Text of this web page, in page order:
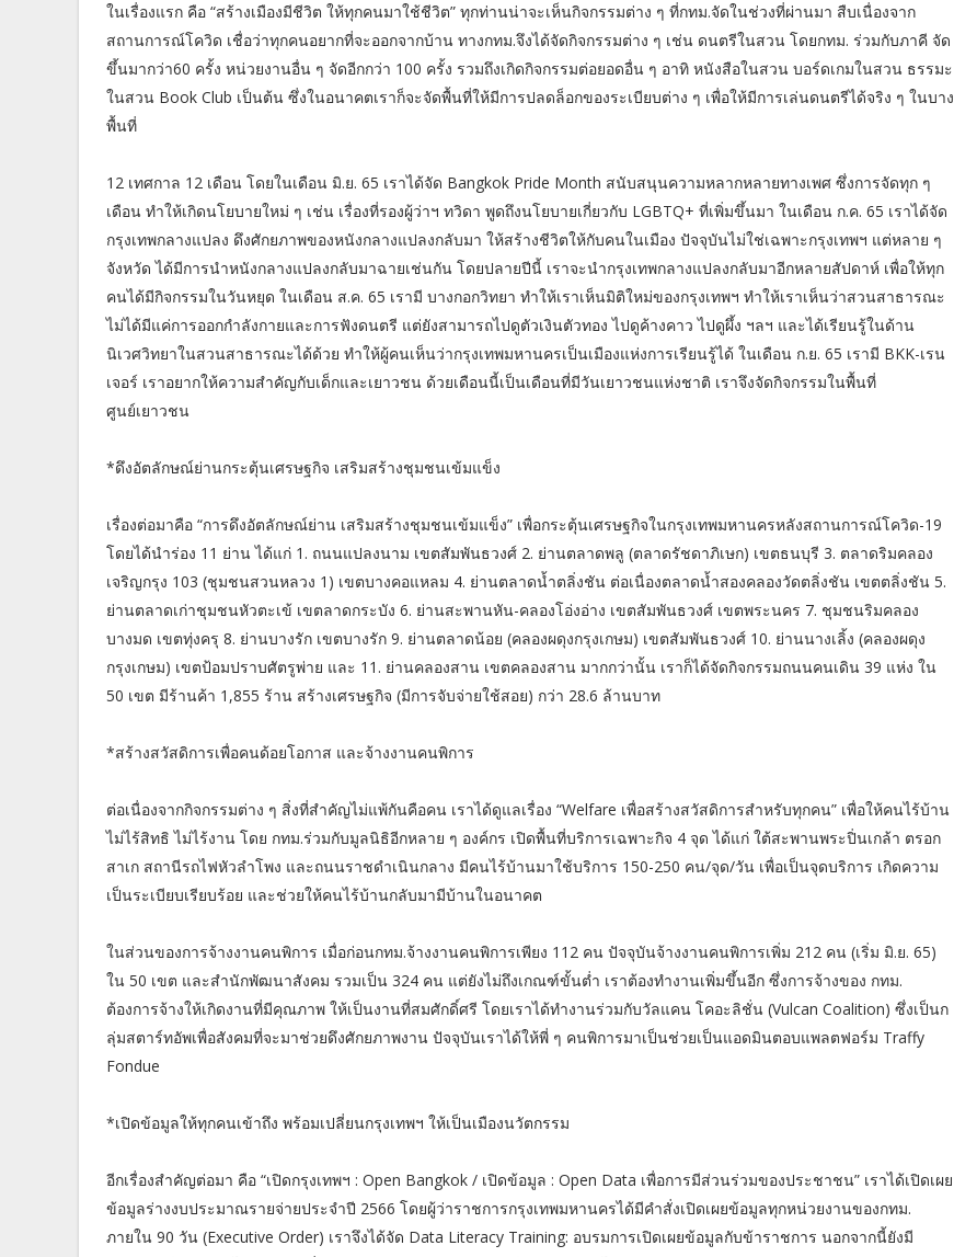
ในเรื่องแรก คือ “สร้างเมืองมีชีวิต ให้ทุกคนมาใช้ชีวิต” ทุกท่านน่าจะเห็นกิจกรรมต่าง ๆ ที่กทม.จัดในช่วงที่ผ่านมา สืบเนื่องจาก
สถานการณ์โควิด เชื่อว่าทุกคนอยากที่จะออกจากบ้าน ทางกทม.จึงได้จัดกิจกรรมต่าง ๆ เช่น ดนตรีในสวน โดยกทม. ร่วมกับภาคี จัด
ขึ้นมากว่า60 ครั้ง หน่วยงานอื่น ๆ จัดอีกกว่า 100 ครั้ง รวมถึงเกิดกิจกรรมต่อยอดอื่น ๆ อาทิ หนังสือในสวน บอร์ดเกมในสวน ธรรมะ
ในสวน Book Club เป็นต้น ซึ่งในอนาคตเราก็จะจัดพื้นที่ให้มีการปลดล็อกของระเบียบต่าง ๆ เพื่อให้มีการเล่นดนตรีได้จริง ๆ ในบาง
พื้นที่
12 เทศกาล 12 เดือน โดยในเดือน มิ.ย. 65 เราได้จัด Bangkok Pride Month สนับสนุนความหลากหลายทางเพศ ซึ่งการจัดทุก ๆ
เดือน ทำให้เกิดนโยบายใหม่ ๆ เช่น เรื่องที่รองผู้ว่าฯ ทวิดา พูดถึงนโยบายเกี่ยวกับ LGBTQ+ ที่เพิ่มขึ้นมา ในเดือน ก.ค. 65 เราได้จัด
กรุงเทพกลางแปลง ดึงศักยภาพของหนังกลางแปลงกลับมา ให้สร้างชีวิตให้กับคนในเมือง ปัจจุบันไม่ใช่เฉพาะกรุงเทพฯ แต่หลาย ๆ
จังหวัด ได้มีการนำหนังกลางแปลงกลับมาฉายเช่นกัน โดยปลายปีนี้ เราจะนำกรุงเทพกลางแปลงกลับมาอีกหลายสัปดาห์ เพื่อให้ทุก
คนได้มีกิจกรรมในวันหยุด ในเดือน ส.ค. 65 เรามี บางกอกวิทยา ทำให้เราเห็นมิติใหม่ของกรุงเทพฯ ทำให้เราเห็นว่าสวนสาธารณะ
ไม่ได้มีแค่การออกกำลังกายและการฟังดนตรี แต่ยังสามารถไปดูตัวเงินตัวทอง ไปดูค้างคาว ไปดูผึ้ง ฯลฯ และได้เรียนรู้ในด้าน
นิเวศวิทยาในสวนสาธารณะได้ด้วย ทำให้ผู้คนเห็นว่ากรุงเทพมหานครเป็นเมืองแห่งการเรียนรู้ได้ ในเดือน ก.ย. 65 เรามี BKK-เรน
เจอร์ เราอยากให้ความสำคัญกับเด็กและเยาวชน ด้วยเดือนนี้เป็นเดือนที่มีวันเยาวชนแห่งชาติ เราจึงจัดกิจกรรมในพื้นที่
ศูนย์เยาวชน
*ดึงอัตลักษณ์ย่านกระตุ้นเศรษฐกิจ เสริมสร้างชุมชนเข้มแข็ง
เรื่องต่อมาคือ “การดึงอัตลักษณ์ย่าน เสริมสร้างชุมชนเข้มแข็ง” เพื่อกระตุ้นเศรษฐกิจในกรุงเทพมหานครหลังสถานการณ์โควิด-19
โดยได้นำร่อง 11 ย่าน ได้แก่ 1. ถนนแปลงนาม เขตสัมพันธวงศ์ 2. ย่านตลาดพลู (ตลาดรัชดาภิเษก) เขตธนบุรี 3. ตลาดริมคลอง
เจริญกรุง 103 (ชุมชนสวนหลวง 1) เขตบางคอแหลม 4. ย่านตลาดน้ำตลิ่งชัน ต่อเนื่องตลาดน้ำสองคลองวัดตลิ่งชัน เขตตลิ่งชัน 5.
ย่านตลาดเก่าชุมชนหัวตะเข้ เขตลาดกระบัง 6. ย่านสะพานหัน-คลองโอ่งอ่าง เขตสัมพันธวงศ์ เขตพระนคร 7. ชุมชนริมคลอง
บางมด เขตทุ่งครุ 8. ย่านบางรัก เขตบางรัก 9. ย่านตลาดน้อย (คลองผดุงกรุงเกษม) เขตสัมพันธวงศ์ 10. ย่านนางเลิ้ง (คลองผดุง
กรุงเกษม) เขตป้อมปราบศัตรูพ่าย และ 11. ย่านคลองสาน เขตคลองสาน มากกว่านั้น เราก็ได้จัดกิจกรรมถนนคนเดิน 39 แห่ง ใน
50 เขต มีร้านค้า 1,855 ร้าน สร้างเศรษฐกิจ (มีการจับจ่ายใช้สอย) กว่า 28.6 ล้านบาท
*สร้างสวัสดิการเพื่อคนด้อยโอกาส และจ้างงานคนพิการ
ต่อเนื่องจากกิจกรรมต่าง ๆ สิ่งที่สำคัญไม่แพ้กันคือคน เราได้ดูแลเรื่อง “Welfare เพื่อสร้างสวัสดิการสำหรับทุกคน” เพื่อให้คนไร้บ้าน
ไม่ไร้สิทธิ ไม่ไร้งาน โดย กทม.ร่วมกับมูลนิธิอีกหลาย ๆ องค์กร เปิดพื้นที่บริการเฉพาะกิจ 4 จุด ได้แก่ ใต้สะพานพระปิ่นเกล้า ตรอก
สาเก สถานีรถไฟหัวลำโพง และถนนราชดำเนินกลาง มีคนไร้บ้านมาใช้บริการ 150-250 คน/จุด/วัน เพื่อเป็นจุดบริการ เกิดความ
เป็นระเบียบเรียบร้อย และช่วยให้คนไร้บ้านกลับมามีบ้านในอนาคต
ในส่วนของการจ้างงานคนพิการ เมื่อก่อนกทม.จ้างงานคนพิการเพียง 112 คน ปัจจุบันจ้างงานคนพิการเพิ่ม 212 คน (เริ่ม มิ.ย. 65)
ใน 50 เขต และสำนักพัฒนาสังคม รวมเป็น 324 คน แต่ยังไม่ถึงเกณฑ์ขั้นต่ำ เราต้องทำงานเพิ่มขึ้นอีก ซึ่งการจ้างของ กทม.
ต้องการจ้างให้เกิดงานที่มีคุณภาพ ให้เป็นงานที่สมศักดิ์ศรี โดยเราได้ทำงานร่วมกับวัลแคน โคอะลิชั่น (Vulcan Coalition) ซึ่งเป็นก
ลุ่มสตาร์ทอัพเพื่อสังคมที่จะมาช่วยดึงศักยภาพงาน ปัจจุบันเราได้ให้พี่ ๆ คนพิการมาเป็นช่วยเป็นแอดมินตอบแพลตฟอร์ม Traffy
Fondue
*เปิดข้อมูลให้ทุกคนเข้าถึง พร้อมเปลี่ยนกรุงเทพฯ ให้เป็นเมืองนวัตกรรม
อีกเรื่องสำคัญต่อมา คือ “เปิดกรุงเทพฯ : Open Bangkok / เปิดข้อมูล : Open Data เพื่อการมีส่วนร่วมของประชาชน” เราได้เปิดเผย
ข้อมูลร่างงบประมาณรายจ่ายประจำปี 2566 โดยผู้ว่าราชการกรุงเทพมหานครได้มีคำสั่งเปิดเผยข้อมูลทุกหน่วยงานของกทม.
ภายใน 90 วัน (Executive Order) เราจึงได้จัด Data Literacy Training: อบรมการเปิดเผยข้อมูลกับข้าราชการ นอกจากนี้ยังมี